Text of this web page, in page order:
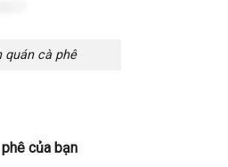
quán cà phê
của bạn